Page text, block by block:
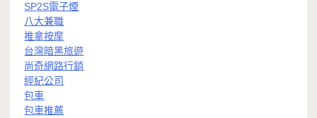
SP2S電子煙
八大兼職
推拿按摩
台灣暗黑旅遊
尚奇網路行銷
經紀公司
包車
包車推薦